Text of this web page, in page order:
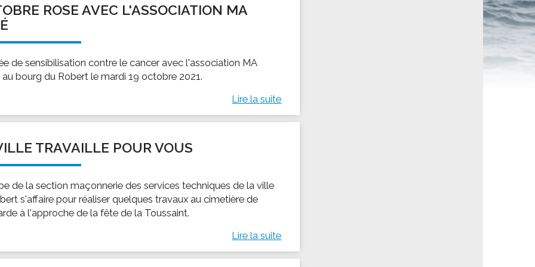
EMPLOI
Le Centre Communal d'Action Social
Antenne Municipale de Développement et de
Epicerie sociale et solidaire "Rayon de Soleil"
locale
et le lycée
de loisirs - ALSH
LE SERVICE CULTURELGuide des activités sportives
ROSE AVEC L'ASSOCIATION MA
de sensibilisation contre le cancer avec l'association MA
bourg du Robert le mardi 19 octobre 2021.
Lire la suite
TRAVAILLE POUR VOUS
de la section maçonnerie des services techniques de la ville
s'affaire pour réaliser quelques travaux au cimetière de
à l'approche de la fête de la Toussaint.
Lire la suite